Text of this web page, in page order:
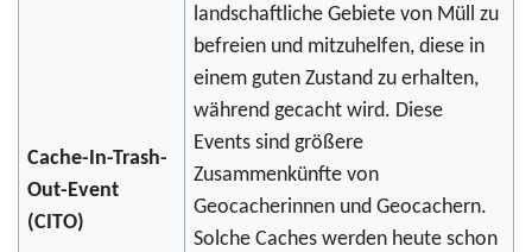
Cache-In-Trash-
Out-Event
(CITO)
landschaftliche Gebiete von Müll zu
befreien und mitzuhelfen, diese in
einem guten Zustand zu erhalten,
während gecacht wird. Diese
Events sind größere
Zusammenkünfte von
Geocacherinnen und Geocachern.
Solche Caches werden heute schon